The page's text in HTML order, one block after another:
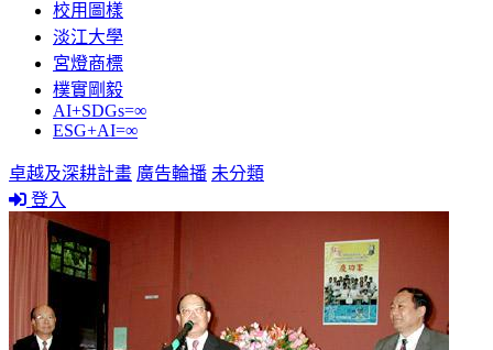
校用圖樣
淡江大學
宮燈商標
樸實剛毅
AI+SDGs=∞
ESG+AI=∞
卓越及深耕計畫 廣告輪播 未分類
登入